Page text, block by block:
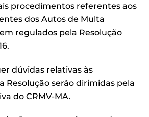
procedimentos referentes aos
dos Autos de Multa
regulados pela Resolução
dúvidas relativas às
Resolução serão dirimidas pela
do CRMV-MA.